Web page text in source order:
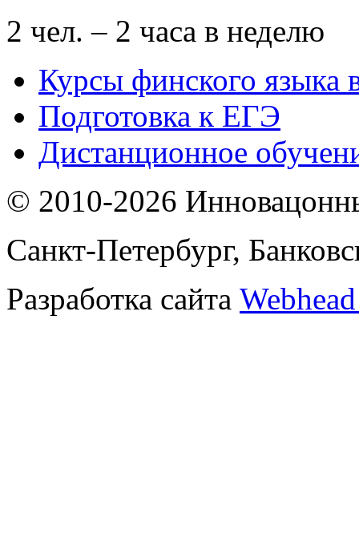
2 чел. – 2 часа в неделю
Курсы финского языка
Подготовка к ЕГЭ
Дистанционное
© 2010-2026
Санкт-Петербург,
Разработка сайта